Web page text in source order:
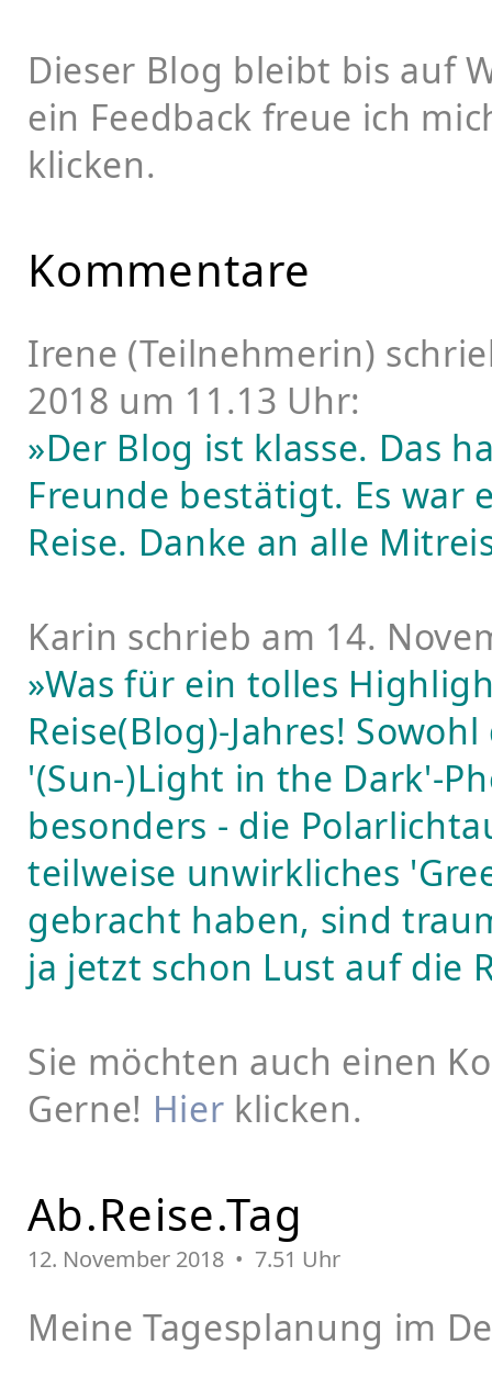
Dieser Blog bleibt bis auf
ein Feedback freue ich
klicken.
Kommentare
Irene (Teilnehmerin)
2018 um 11.13 Uhr:
»Der Blog ist klasse. Das
Freunde bestätigt. Es war
Reise. Danke an alle
Karin schrieb am 14.
»Was für ein tolles
Reise(Blog)-Jahres!
'(Sun-)Light in the Dark'-
besonders - die
teilweise unwirkliches
gebracht haben, sind
ja jetzt schon Lust auf die
Sie möchten auch einen
Gerne! Hier klicken.
Ab.Reise.Tag
12. November 2018 • 7.51 Uhr
Meine Tagesplanung im